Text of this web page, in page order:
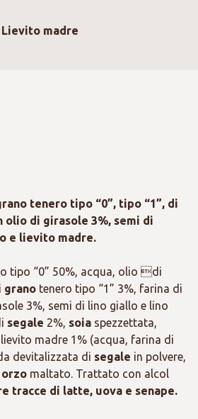
Lievito madre
tenero tipo “0”, tipo “1”, di
olio di girasole 3%, semi di
e lievito madre.
tipo “0” 50%, acqua, olio di
grano tenero tipo “1” 3%, farina di
3%, semi di lino giallo e lino
segale 2%, soia spezzettata,
lievito madre 1% (acqua, farina di
devitalizzata di segale in polvere,
orzo maltato. Trattato con alcol
tracce di latte, uova e senape.